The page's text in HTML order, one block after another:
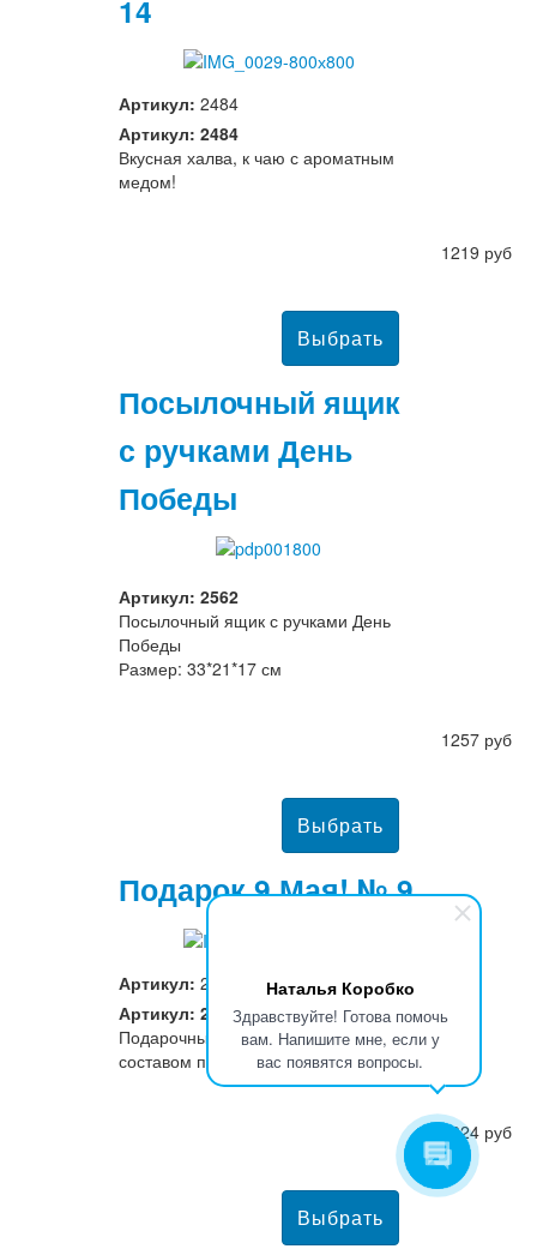
Наталья Коробко
Здравствуйте! Готова помочь
вам. Напишите мне, если у
вас появятся вопросы.
14
Артикул: 2484
Артикул: 2484
Вкусная халва, к чаю с ароматным
медом!
1219 руб
Посылочный ящик
с ручками День
Победы
Артикул: 2562
Посылочный ящик с ручками День
Победы
Размер: 33*21*17 см
1257 руб
Подарок 9 Мая! № 9
Артикул: 2479
Артикул: 2479
Подарочный набор, с отличным
составом продуктов
1324 руб